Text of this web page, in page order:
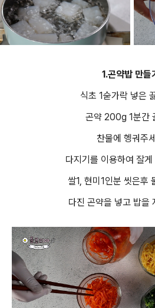
1.곤약밥 만들
식초 1숟가락 넣은
곤약 200g 1분간
찬물에 헹궈주
다지기를 이용하여 잘
쌀1, 현미1인분 씻은후
다진 곤약을 넣고 밥을